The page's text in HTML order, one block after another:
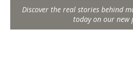
Discover the real stories behind
today on our new